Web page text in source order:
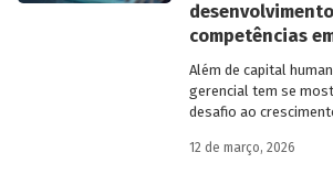
competências
Além de capital
gerencial tem se
desafio ao
como programas de
12 de março, 2026